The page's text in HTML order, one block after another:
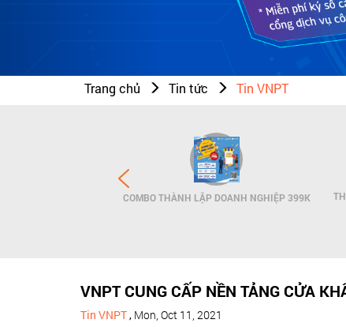
Trang chủ Tin tức Tin VNPT
COMBO THÀNH LẬP DOANH NGHIỆP 399K
VNPT CUNG CẤP NỀN TẢNG CỬA
Tin VNPT, Mon, Oct 11, 2021